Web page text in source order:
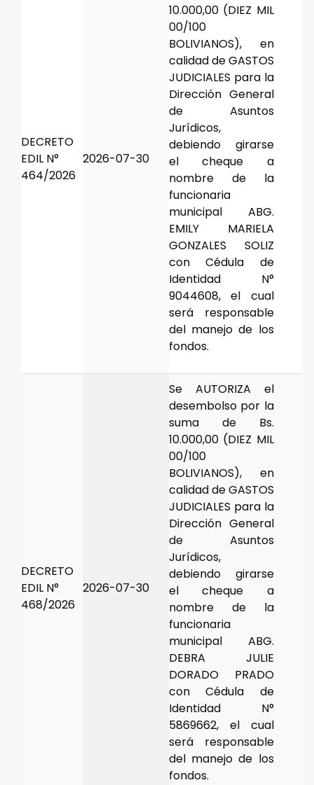
DECRETO
EDIL N°
464/2026
2026-07-30
10.000,00 (DIEZ MIL
00/100
BOLIVIANOS), en
calidad de GASTOS
JUDICIALES para la
Dirección General
de Asuntos
Jurídicos,
debiendo girarse
el cheque a
nombre de la
funcionaria
municipal ABG.
EMILY MARIELA
GONZALES SOLIZ
con Cédula de
Identidad N°
9044608, el cual
será responsable
del manejo de los
fondos.
DECRETO
EDIL N°
468/2026
2026-07-30
Se AUTORIZA el
desembolso por la
suma de Bs.
10.000,00 (DIEZ MIL
00/100
BOLIVIANOS), en
calidad de GASTOS
JUDICIALES para la
Dirección General
de Asuntos
Jurídicos,
debiendo girarse
el cheque a
nombre de la
funcionaria
municipal ABG.
DEBRA JULIE
DORADO PRADO
con Cédula de
Identidad N°
5869662, el cual
será responsable
del manejo de los
fondos.